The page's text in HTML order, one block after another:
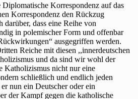
Diplomatische Korrespondenz auf das
Korrespondenz den Rückzug
darüber, dass eine Reihe von
in polemischer Form und offenbar
ausgegriffen werden.
Reiche mit diesen ,,innerdeutschen
und da sind wir wohl der
Katholizismus nicht nur eine
schließlich und endlich jeden
nun ein Deutscher oder ein
der Kampf gegen die katholische